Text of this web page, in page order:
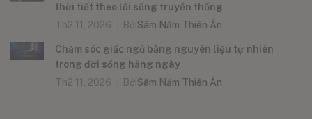
thời tiết theo lối sống truyền thống
Th2 11, 2026
BởiSâm Nấm Thiên Ân
Chăm sóc giấc ngủ bằng nguyên liệu tự nhiên
trong đời sống hằng ngày
Th2 11, 2026
BởiSâm Nấm Thiên Ân